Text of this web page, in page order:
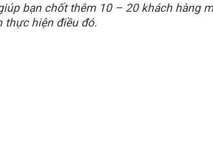
bạn chốt thêm 10 – 20 khách hàng
thực hiện điều đó.